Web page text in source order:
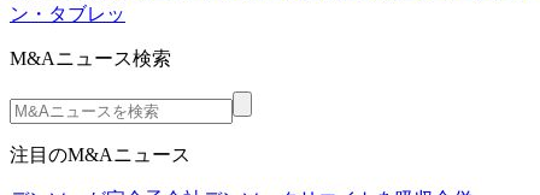
ン・タブレッ
M&Aニュース検索
注目のM&Aニュース